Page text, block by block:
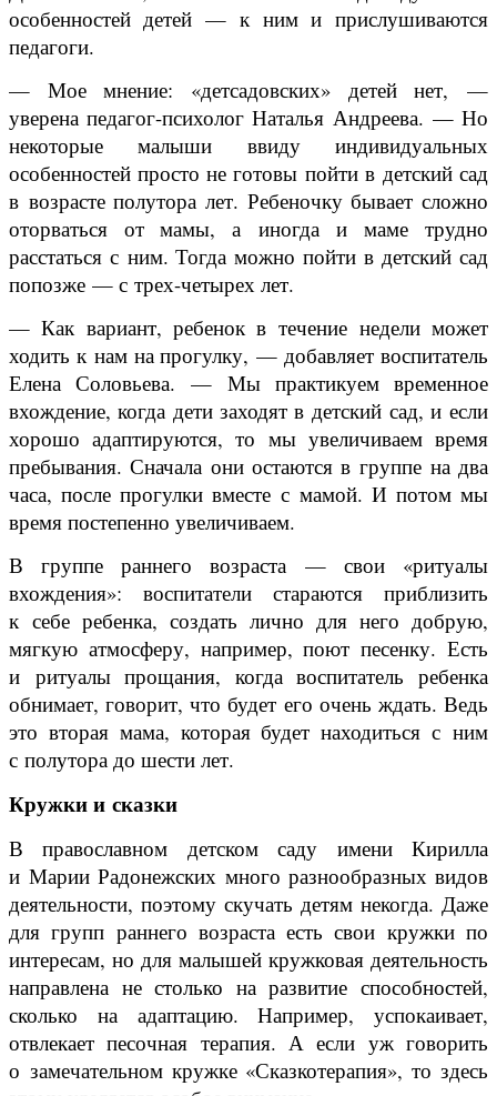
особенностей детей — к ним и прислушиваются
педагоги.
— Мое мнение: «детсадовских» детей нет, —
уверена педагог-психолог Наталья Андреева. — Но
некоторые малыши ввиду индивидуальных
особенностей просто не готовы пойти в детский сад
в возрасте полутора лет. Ребеночку бывает сложно
оторваться от мамы, а иногда и маме трудно
расстаться с ним. Тогда можно пойти в детский сад
попозже — с трех-четырех лет.
— Как вариант, ребенок в течение недели может
ходить к нам на прогулку, — добавляет воспитатель
Елена Соловьева. — Мы практикуем временное
вхождение, когда дети заходят в детский сад, и если
хорошо адаптируются, то мы увеличиваем время
пребывания. Сначала они остаются в группе на два
часа, после прогулки вместе с мамой. И потом мы
время постепенно увеличиваем.
В группе раннего возраста — свои «ритуалы
вхождения»: воспитатели стараются приблизить
к себе ребенка, создать лично для него добрую,
мягкую атмосферу, например, поют песенку. Есть
и ритуалы прощания, когда воспитатель ребенка
обнимает, говорит, что будет его очень ждать. Ведь
это вторая мама, которая будет находиться с ним
с полутора до шести лет.
Кружки и сказки
В православном детском саду имени Кирилла
и Марии Радонежских много разнообразных видов
деятельности, поэтому скучать детям некогда. Даже
для групп раннего возраста есть свои кружки по
интересам, но для малышей кружковая деятельность
направлена не столько на развитие способностей,
сколько на адаптацию. Например, успокаивает,
отвлекает песочная терапия. А если уж говорить
о замечательном кружке «Сказкотерапия», то здесь